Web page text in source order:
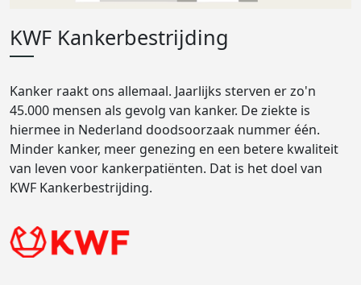
KWF Kankerbestrijding
Kanker raakt ons allemaal. Jaarlijks sterven er zo'n
45.000 mensen als gevolg van kanker. De ziekte is
hiermee in Nederland doodsoorzaak nummer één.
Minder kanker, meer genezing en een betere kwaliteit
van leven voor kankerpatiënten. Dat is het doel van
KWF Kankerbestrijding.